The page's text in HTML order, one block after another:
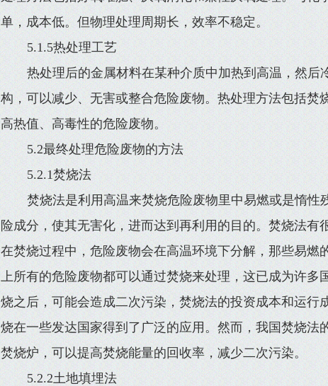
单，成本低。但物理处理周期长，效率不稳定。
5.1.5热处理工艺
热处理后的金属材料在某种介质中加热到高温，然后
构，可以减少、无害或整合危险废物。热处理方法包括焚
高热值、高毒性的危险废物。
5.2最终处理危险废物的方法
5.2.1焚烧法
焚烧法是利用高温来焚烧危险废物里中易燃或是惰性
险成分，使其无害化，进而达到再利用的目的。焚烧法有
在焚烧过程中，危险废物会在高温环境下分解，那些易燃
上所有的危险废物都可以通过焚烧来处理，这已成为许多
烧之后，可能会造成二次污染，焚烧法的投资成本和运行
烧在一些发达国家得到了广泛的应用。然而，我国焚烧法
焚烧炉，可以提高焚烧能量的回收率，减少二次污染。
5.2.2土地填埋法